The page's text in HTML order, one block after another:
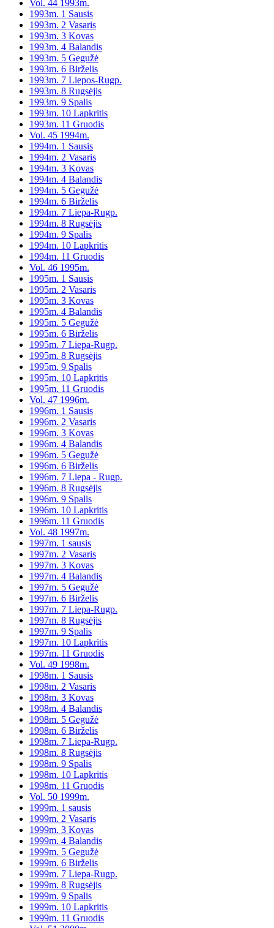
Vol. 44 1993m.
1993m. 1 Sausis
1993m. 2 Vasaris
1993m. 3 Kovas
1993m. 4 Balandis
1993m. 5 Gegužė
1993m. 6 Birželis
1993m. 7 Liepos-Rugp.
1993m. 8 Rugsėjis
1993m. 9 Spalis
1993m. 10 Lapkritis
1993m. 11 Gruodis
Vol. 45 1994m.
1994m. 1 Sausis
1994m. 2 Vasaris
1994m. 3 Kovas
1994m. 4 Balandis
1994m. 5 Gegužė
1994m. 6 Birželis
1994m. 7 Liepa-Rugp.
1994m. 8 Rugsėjis
1994m. 9 Spalis
1994m. 10 Lapkritis
1994m. 11 Gruodis
Vol. 46 1995m.
1995m. 1 Sausis
1995m. 2 Vasaris
1995m. 3 Kovas
1995m. 4 Balandis
1995m. 5 Gegužė
1995m. 6 Birželis
1995m. 7 Liepa-Rugp.
1995m. 8 Rugsėjis
1995m. 9 Spalis
1995m. 10 Lapkritis
1995m. 11 Gruodis
Vol. 47 1996m.
1996m. 1 Sausis
1996m. 2 Vasaris
1996m. 3 Kovas
1996m. 4 Balandis
1996m. 5 Gegužė
1996m. 6 Birželis
1996m. 7 Liepa - Rugp.
1996m. 8 Rugsėjis
1996m. 9 Spalis
1996m. 10 Lapkritis
1996m. 11 Gruodis
Vol. 48 1997m.
1997m. 1 sausis
1997m. 2 Vasaris
1997m. 3 Kovas
1997m. 4 Balandis
1997m. 5 Gegužė
1997m. 6 Birželis
1997m. 7 Liepa-Rugp.
1997m. 8 Rugsėjis
1997m. 9 Spalis
1997m. 10 Lapkritis
1997m. 11 Gruodis
Vol. 49 1998m.
1998m. 1 Sausis
1998m. 2 Vasaris
1998m. 3 Kovas
1998m. 4 Balandis
1998m. 5 Gegužė
1998m. 6 Birželis
1998m. 7 Liepa-Rugp.
1998m. 8 Rugsėjis
1998m. 9 Spalis
1998m. 10 Lapkritis
1998m. 11 Gruodis
Vol. 50 1999m.
1999m. 1 sausis
1999m. 2 Vasaris
1999m. 3 Kovas
1999m. 4 Balandis
1999m. 5 Gegužė
1999m. 6 Birželis
1999m. 7 Liepa-Rugp.
1999m. 8 Rugsėjis
1999m. 9 Spalis
1999m. 10 Lapkritis
1999m. 11 Gruodis